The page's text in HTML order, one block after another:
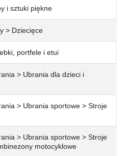
i sztuki piękne
> Dziecięce
portfele i etui
> Ubrania dla dzieci i
> Ubrania sportowe > Stroje
> Ubrania sportowe > Stroje
motocyklowe